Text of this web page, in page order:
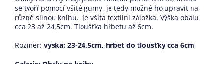
se tvoří pomocí všité gumy, je tedy možné ho upravit na
různě silnou knihu. Je všita textilní záložka. Výška obalu
cca 23 až 24,5cm. Tloušťka hřbetu až 6cm.
Rozměr: výška: 23-24,5cm, hřbet do tloušťky cca 6cm